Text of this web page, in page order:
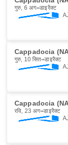
गुरु, 6 अग॰ डाइरैक्ट
Cappadocia
गुरु, 10 सित॰ डाइरैक्ट
Cappadocia
रवि, 23 अग॰ डाइरैक्ट